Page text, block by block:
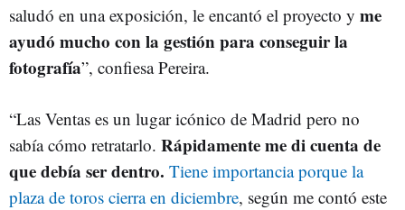
saludó en una exposición, le encantó el proyecto y me
ayudó mucho con la gestión para conseguir la
fotografía”, confiesa Pereira.
“Las Ventas es un lugar icónico de Madrid pero no
sabía cómo retratarlo. Rápidamente me di cuenta de
que debía ser dentro. Tiene importancia porque la
plaza de toros cierra en diciembre, según me contó este